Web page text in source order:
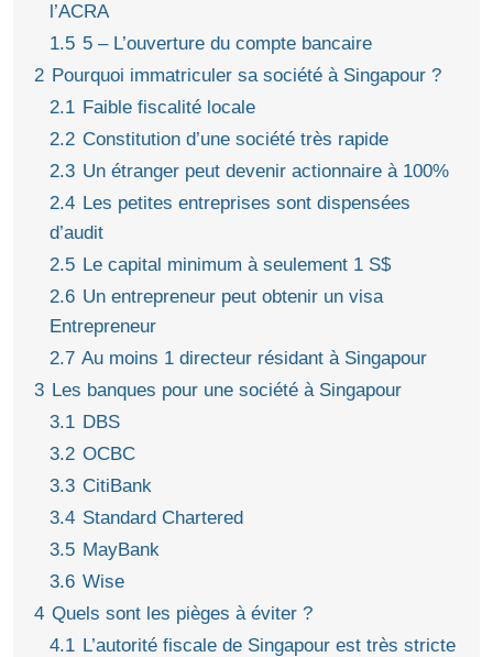
l’ACRA
1.5 5 – L’ouverture du compte bancaire
2 Pourquoi immatriculer sa société à Singapour ?
2.1 Faible fiscalité locale
2.2 Constitution d’une société très rapide
2.3 Un étranger peut devenir actionnaire à 100%
2.4 Les petites entreprises sont dispensées
d’audit
2.5 Le capital minimum à seulement 1 S$
2.6 Un entrepreneur peut obtenir un visa
Entrepreneur
2.7 Au moins 1 directeur résidant à Singapour
3 Les banques pour une société à Singapour
3.1 DBS
3.2 OCBC
3.3 CitiBank
3.4 Standard Chartered
3.5 MayBank
3.6 Wise
4 Quels sont les pièges à éviter ?
4.1 L’autorité fiscale de Singapour est très stricte